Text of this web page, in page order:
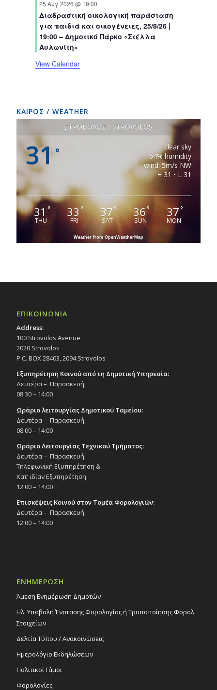
sssss
nn
t
s
n
t
s
n
t
s
n
t
s
n
t
s
n
t
s
25 Αυγ 2026 @ 19:00
Διαδραστική οικολογική παράσταση
για παιδιά και οικογένειες, 25/8/26 |
19:00 – Δημοτικό Πάρκο «Στέλλα
Αυλωνίτη»
View Calendar
ΚΑΙΡΟΣ / WEATHER
ΣΤΡΟΒΟΛΟΣ / STROVOLOS
31 °
clear sky
64% humidity
wind: 5m/s NW
H 31 • L 31
31 °
THU
33°
FRI
37°
SAT
36°
SUN
37°
MON
Weather from OpenWeatherMap
ΕΠΙΚΟΙΝΩΝΙΑ
Address:
100 Strovolos Avenue
2020 Strovolos
P.C. BOX 28403, 2094 Strovolos
Εξυπηρέτηση Κοινού από τη Δημοτική Υπηρεσία:
Δευτέρα – Παρασκευή:
08:30 – 14:00
Ωράριο λειτουργίας Δημοτικού Ταμείου:
Δευτέρα – Παρασκευή:
08:00 – 14:00
Ωράριο Λειτουργίας Τεχνικού Τμήματος:
Δευτέρα – Παρασκευή:
Τηλεφωνική Εξυπηρέτηση &
Κατ’ ιδίαν Εξυπηρέτηση:
12:00 – 14:00
Επισκέψεις Κοινού στον Τομέα Φορολογιών:
Δευτέρα – Παρασκευή:
12:00 – 14:00
ΕΝΗΜΕΡΩΣΗ
Άμεση Ενημέρωση Δημοτών
Ηλ. Υποβολή Ένστασης Φορολογίας ή Τροποποίησης Φορολ.
Στοιχείων
Δελτία Τύπου / Ανακοινώσεις
Ημερολόγιο Εκδηλώσεων
Πολιτικοί Γάμοι
Φορολογίες